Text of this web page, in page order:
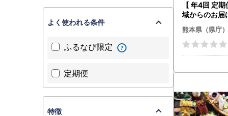
【 年4回 定
域からのお届
／ ラーメン
鶏肉 大手羽串
大王 生ハム
ツゼリー ゼ
エビ クルマ
せ 熊本県天草
熊本県（県庁）
よく使われる条件
ふるなび限定
定期便
特徴